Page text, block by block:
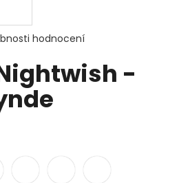
hodnocení
-
HLEDAT